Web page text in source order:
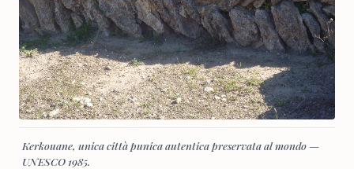
Kerkouane, unica città punica autentica preservata al mondo —
UNESCO 1985.